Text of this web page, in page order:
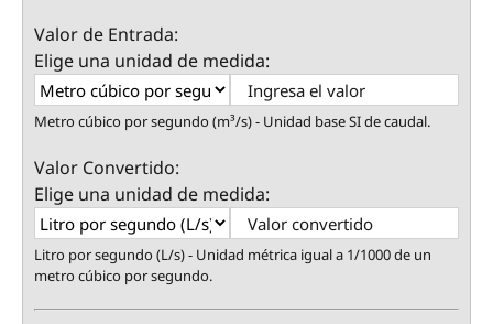
Valor de Entrada:
Elige una unidad de medida:
Metro cúbico por segundo (m³/s) - Unidad base SI de caudal.
Valor Convertido:
Elige una unidad de medida:
Litro por segundo (L/s) - Unidad métrica igual a 1/1000 de un
metro cúbico por segundo.